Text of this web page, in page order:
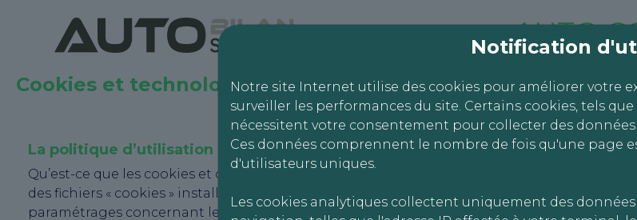
Notification
Notre site Internet utilise des cookies pour améliorer votre
surveiller les performances du site. Certains cookies, tels
nécessitent votre consentement pour collecter des
Ces données comprennent le nombre de fois qu'une page
d'utilisateurs uniques.
Les cookies analytiques collectent uniquement des
AUTO
Cookies et technologies similaires
La politique d’utilisation des cookies
Qu’est-ce que les cookies et comment les gérer ? Lors de la consultation du site, des
des fichiers « cookies » installés sur votre terminal, sous réserve de votre consentement
paramétrages concernant les cookies peuvent être modifiés à tout moment dans les